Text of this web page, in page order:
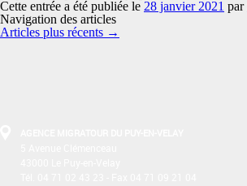
Cette entrée a été publiée le 28 janvier 2021 par
Navigation des articles
Articles plus récents →